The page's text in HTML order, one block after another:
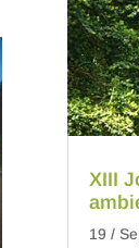
XIII
19 /